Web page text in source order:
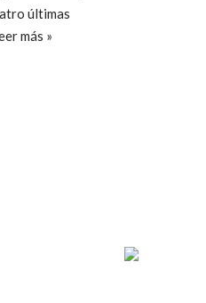
últimas
más »